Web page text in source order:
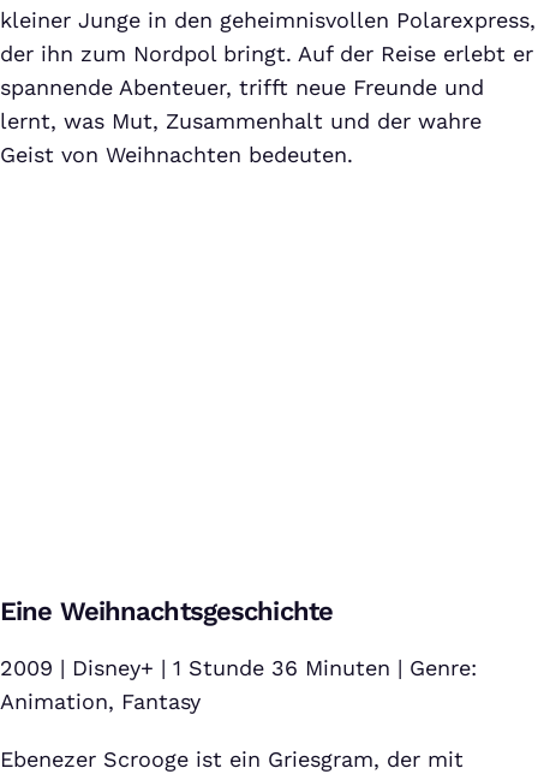
kleiner Junge in den geheimnisvollen Polarexpress,
der ihn zum Nordpol bringt. Auf der Reise erlebt er
spannende Abenteuer, trifft neue Freunde und
lernt, was Mut, Zusammenhalt und der wahre
Geist von Weihnachten bedeuten.
aufgebaut. Weitere Informationen findest Du in unserer
Eine Weihnachtsgeschichte
2009 | Disney+ | 1 Stunde 36 Minuten | Genre:
Animation, Fantasy
Ebenezer Scrooge ist ein Griesgram, der mit